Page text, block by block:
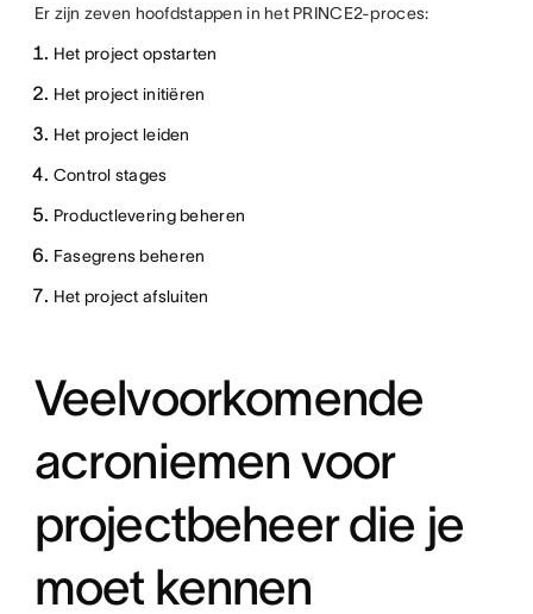
Er zijn zeven hoofdstappen in het PRINCE2-proces:
Het project opstarten
Het project initiëren
Het project leiden
Control stages
Productlevering beheren
Fasegrens beheren
Het project afsluiten
Veelvoorkomende
acroniemen voor
projectbeheer die je
moet kennen